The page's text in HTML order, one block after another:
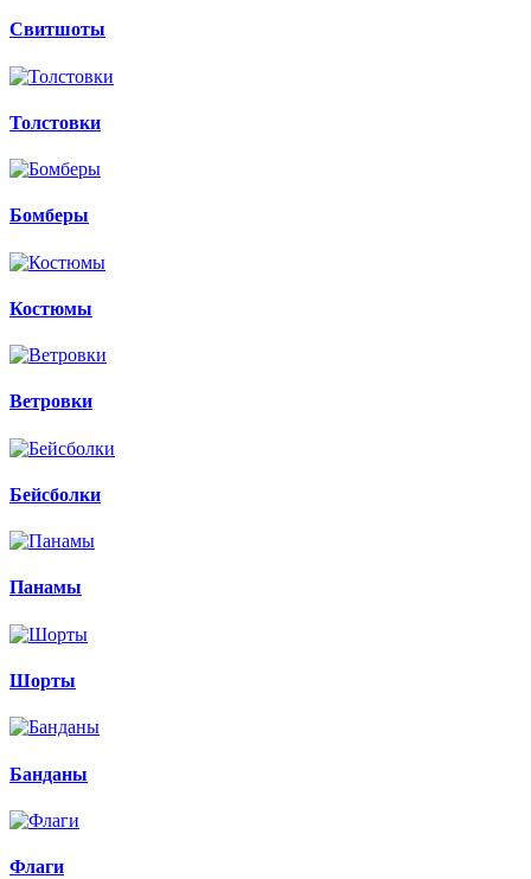
Свитшоты
Толстовки
Бомберы
Костюмы
Ветровки
Бейсболки
Панамы
Шорты
Банданы
Флаги